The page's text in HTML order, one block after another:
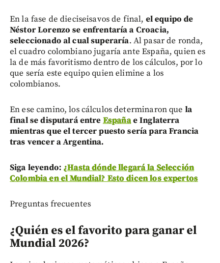
En la fase de dieciseisavos de final, el equipo de
Néstor Lorenzo se enfrentaría a Croacia,
seleccionado al cual superaría. Al pasar de ronda,
el cuadro colombiano jugaría ante España, quien es
la de más favoritismo dentro de los cálculos, por lo
que sería este equipo quien elimine a los
colombianos.
En ese camino, los cálculos determinaron que la
final se disputará entre Españae Inglaterra
mientras que el tercer puesto sería para Francia
tras vencer a Argentina.
Siga leyendo: ¿Hasta dónde llegará la Selección
Colombia en el Mundial? Esto dicen los expertos
Preguntas frecuentes
¿Quién es el favorito para ganar el
Mundial 2026?